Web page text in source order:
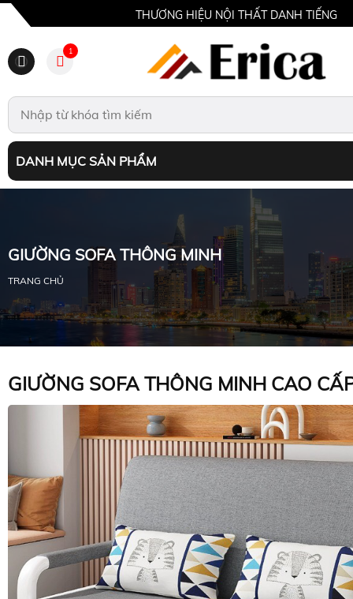
THƯƠNG HIỆU NỘI THẤT DANH TIẾNG
1
DANH MỤC SẢN PHẨM
GIƯỜNG SOFA THÔNG MINH
TRANG CHỦ
GIƯỜNG SOFA THÔNG MINH CAO